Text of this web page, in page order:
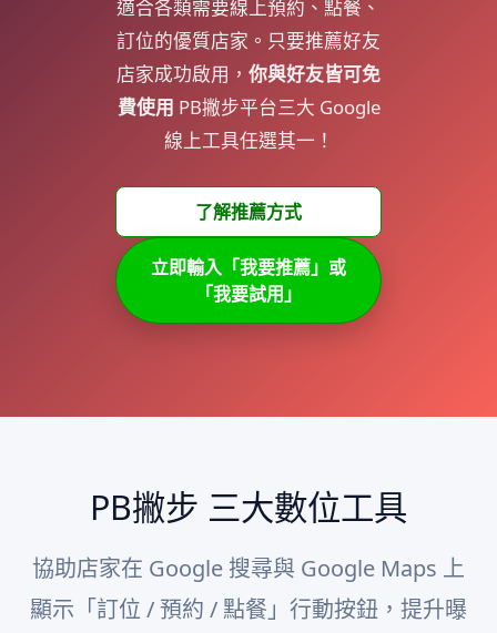
適合各類需要線上預約、點餐、
訂位的優質店家。只要推薦好友
店家成功啟用， 你與好友皆可免
費使用 PB撇步平台三大 Google
線上工具任選其一！
了解推薦方式
立即輸入「我要推薦」或
「我要試用」
PB撇步 三大數位工具
協助店家在 Google 搜尋與 Google Maps 上
顯示「訂位 / 預約 / 點餐」行動按鈕，提升曝